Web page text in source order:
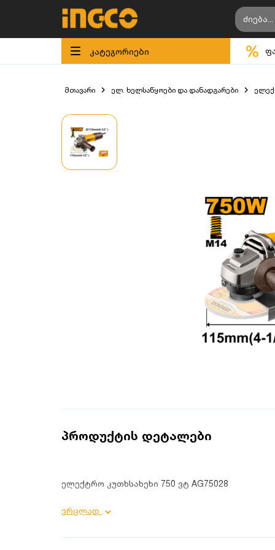
კატეგორიები
მთავარი ელ. ხელსაწყოები და დანადგარები
პროდუქტის დეტალები
ელექტრო კუთხსახეხი 750 ვტ AG75028
პროდუქტის დეტალები:
სიმძლავრე: 750 ვტ;
ვრცლად